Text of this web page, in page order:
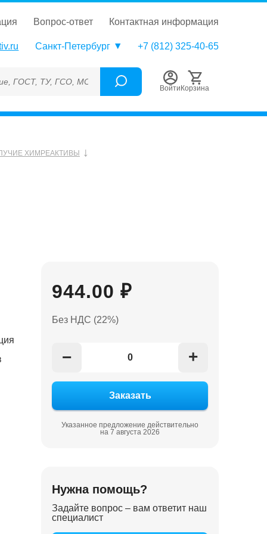
вопрос-ответ контактная информация
Санкт-Петербург +7 (812) 325-40-65
ТУ, ГСО, МСО, ОСО, СОП, ГРСИ, Каталожный номер (Артикул),
Войти Корзина
ХИМРЕАКТИВЫ
944.00 ₽
Без НДС (22%)
− +
Указанное предложение действительно
на 7 августа 2026
Нужна помощь?
Задайте вопрос – вам ответит наш
специалист